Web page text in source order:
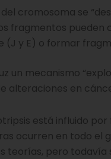
cromosoma se
fragmentos pueden
(J y E) o formar
un mecanismo
alteraciones en
está influido
ocurren en todo el
teorías, pero